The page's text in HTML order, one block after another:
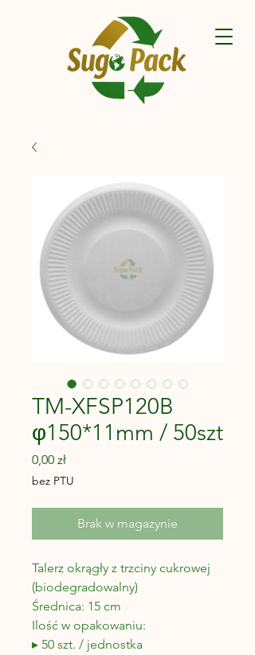
TM-XFSP120B
φ150*11mm / 50szt
0,00 złCena
bez PTU
Brak w magazynie
Talerz okrągły z trzciny cukrowej
(biodegradowalny)
Średnica: 15 cm
Ilość w opakowaniu:
▸ 50 szt. / jednostka